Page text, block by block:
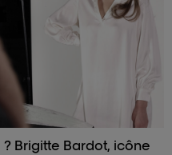
Brigitte Bardot, icône